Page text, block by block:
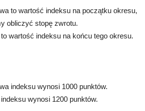
to wartość indeksu na początku okresu,
obliczyć stopę zwrotu.
wartość indeksu na końcu tego okresu.
indeksu wynosi 1000 punktów.
wynosi 1200 punktów.